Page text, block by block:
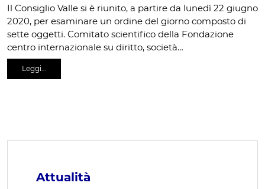
Il Consiglio Valle si è riunito, a partire da lunedì 22 giugno
2020, per esaminare un ordine del giorno composto di
sette oggetti. Comitato scientifico della Fondazione
centro internazionale su diritto, società…
Leggi…
Attualità